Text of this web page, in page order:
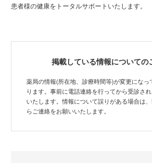
患者様の健康をトータルサポートいたします。
掲載している情報についての
薬局の情報(所在地、診療時間等)が変更になっ
ります。事前に電話連絡を行ってから受診さ
いたします。情報について誤りがある場合は
らご連絡をお願いいたします。